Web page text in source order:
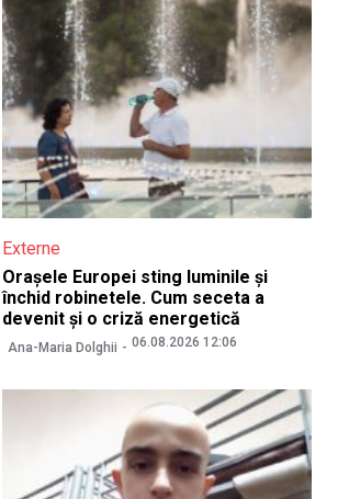
Externe
Orașele Europei sting luminile și
închid robinetele. Cum seceta a
devenit și o criză energetică
Ana-Maria Dolghii 06.08.2026 12:06